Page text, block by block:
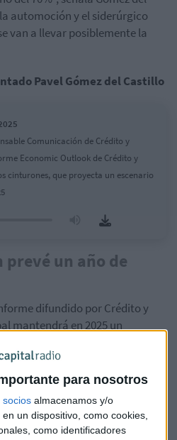
para nosotros
socios almacenamos y/o
un dispositivo, como cookies,
como identificadores
automoción y el siderúrgico
van a llevar posiblemente la
Pavel Gómez del Castillo
Comunicación de Crédito y
Economic Outlook de Crédito y
cinturones, que proyecta un escenario
prevé un año de
difundido por Crédito y
mantendrá en 2025 un
eurozona como en Estados
de los precios de las
del crecimiento salarial y
sobre la cadena de
de la aseguradora de